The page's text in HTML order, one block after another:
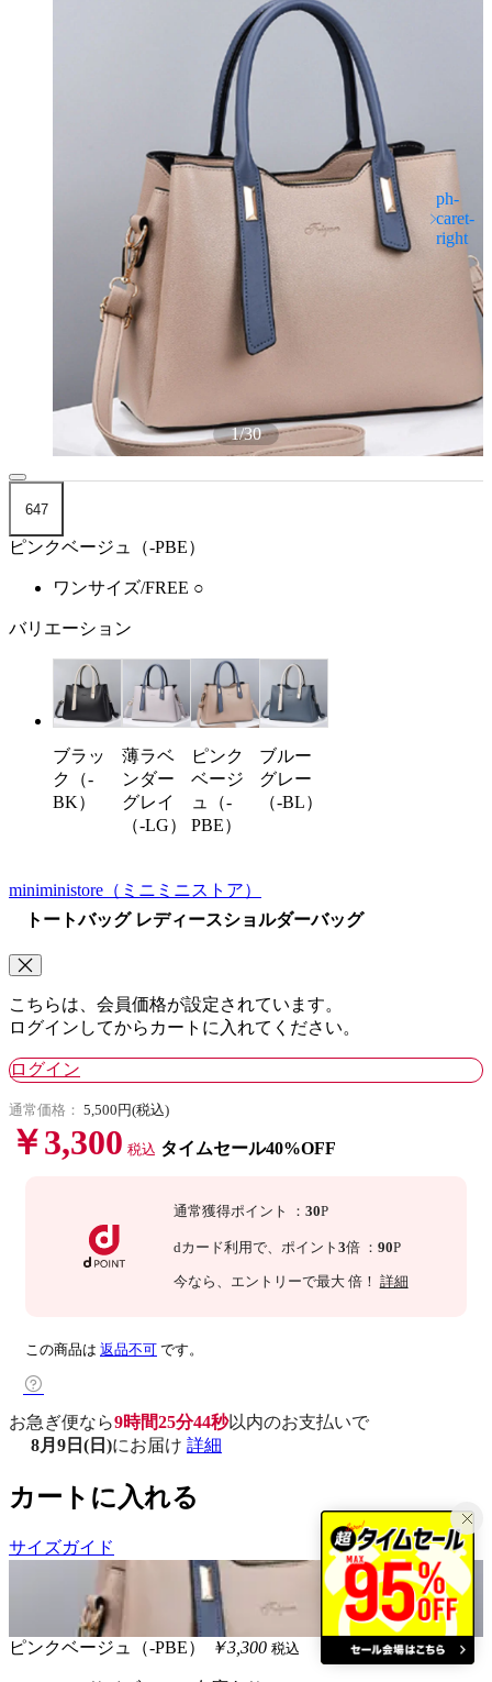
1/30
647
ピンクベージュ（-PBE）
ワンサイズ/FREE ○
バリエーション
ブラッ
ク（-
BK）
薄ラベ
ンダー
グレイ
（-LG）
ピンク
ベージ
ュ（-
PBE）
ブルー
グレー
（-BL）
miniministore （ミニミニストア）
トートバッグ レディースショルダーバッグ
こちらは、会員価格が設定されています。
ログインしてからカートに入れてください。
ログイン
通常価格： 5,500円(税込)
￥3,300 税込 タイムセール40%OFF
通常獲得ポイント ： 30P
dカード利用で、 ポイント 3倍 ： 90P
今なら 、エントリーで最大 倍！ 詳細
この商品は 返品不可 です。
お急ぎ便なら9時間25分43秒以内のお支払いで
8月9日(日)にお届け 詳細
カートに入れる
サイズガイド
ピンクベージュ（-PBE） ￥3,300 税込